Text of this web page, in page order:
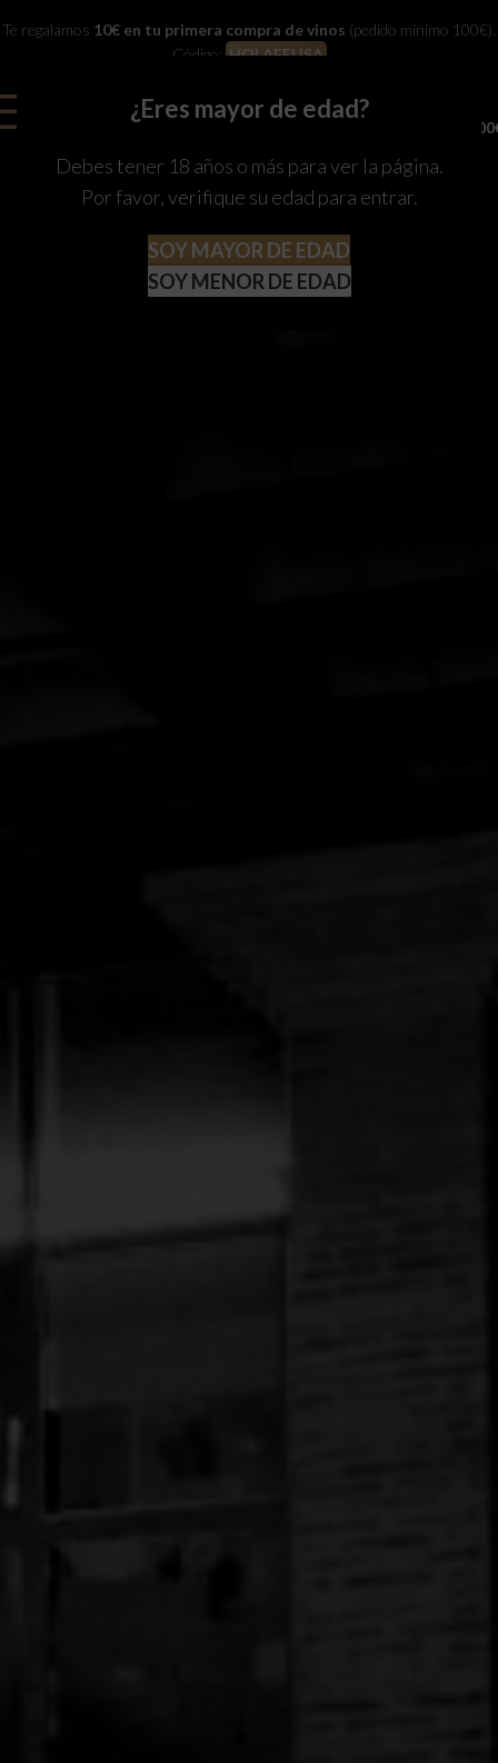
¿Eres mayor de edad?
Debes tener 18 años o más para ver la página.
Por favor, verifique su edad para entrar.
SOY MAYOR DE EDAD
SOY MENOR DE EDAD
Te regalamos 10€ en tu primera compra de vinos (pedido mínimo 100€).
Código: HOLAFELISA
0,00